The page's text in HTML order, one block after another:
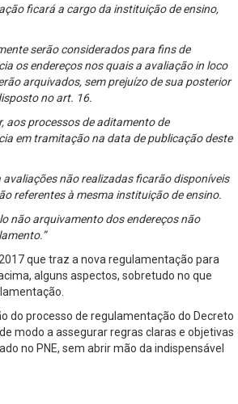
ficará a cargo da instituição de ensino,
serão considerados para fins de
os endereços nos quais a avaliação in loco
arquivados, sem prejuízo de sua posterior
no art. 16.
aos processos de aditamento de
em tramitação na data de publicação deste
não realizadas ficarão disponíveis
referentes à mesma instituição de ensino.
não arquivamento dos endereços não
que traz a nova regulamentação para
alguns aspectos, sobretudo no que
do processo de regulamentação do Decreto
modo a assegurar regras claras e objetivas
no PNE, sem abrir mão da indispensável